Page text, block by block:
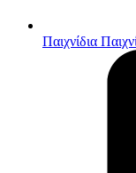
Παιχνίδια